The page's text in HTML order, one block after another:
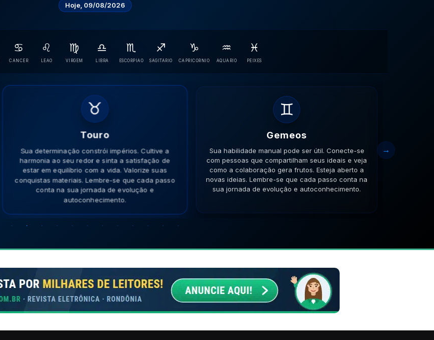
Hoje, 09/08/2026
♋
CANCER
♌
LEAO
♍
VIRGEM
♎
LIBRA
♏
ESCORPIAO
♐
SAGITARIO
♑
CAPRICORNIO
♒
AQUARIO
♓
PEIXES
♉
Touro
Sua determinação constrói impérios. Cultive a
harmonia ao seu redor e sinta a satisfação de
estar em equilíbrio com a vida. Valorize suas
conquistas materiais. Lembre-se que cada passo
conta na sua jornada de evolução e
autoconhecimento.
♊
Gemeos
Sua habilidade manual pode ser útil. Conecte-se
com pessoas que compartilham seus ideais e veja
como a colaboração gera frutos. Esteja aberto a
novas ideias. Lembre-se que cada passo conta na
sua jornada de evolução e autoconhecimento.